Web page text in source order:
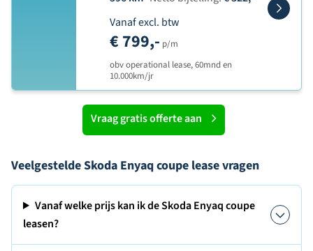
Vanaf excl. btw
€ 799,- p/m
obv operational lease, 60mnd en
10.000km/jr
Vraag gratis offerte aan
Veelgestelde Skoda Enyaq coupe lease vragen
Vanaf welke prijs kan ik de Skoda Enyaq coupe
leasen?